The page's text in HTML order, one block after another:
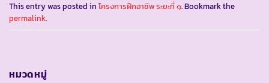
This entry was posted in โครงการฝึกอาชีพ ระยะที่ ๑. Bookmark the
permalink.
หมวดหมู่